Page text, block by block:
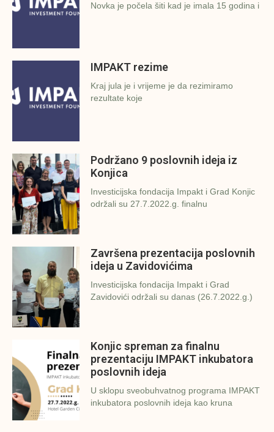
Novka je počela šiti kad je imala 15 godina i
IMPAKT rezime
Kraj jula je i vrijeme je da rezimiramo
rezultate koje
Podržano 9 poslovnih ideja iz
Konjica
Investicijska fondacija Impakt i Grad Konjic
održali su 27.7.2022.g. finalnu
Završena prezentacija poslovnih
ideja u Zavidovićima
Investicijska fondacija Impakt i Grad
Zavidovići održali su danas (26.7.2022.g.)
Konjic spreman za finalnu
prezentaciju IMPAKT inkubatora
poslovnih ideja
U sklopu sveobuhvatnog programa IMPAKT
inkubatora poslovnih ideja kao kruna